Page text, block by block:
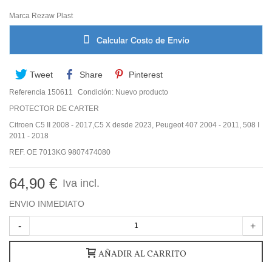
Marca Rezaw Plast
Calcular Costo de Envío
Tweet Share Pinterest
Referencia 150611 Condición: Nuevo producto
PROTECTOR DE CARTER
Citroen C5 II 2008 - 2017,C5 X desde 2023, Peugeot 407 2004 - 2011, 508 I
2011 - 2018
REF. OE 7013KG 9807474080
64,90 € Iva incl.
ENVIO INMEDIATO
- +
AÑADIR AL CARRITO